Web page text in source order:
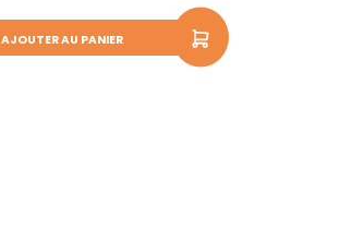
AJOUTER AU PANIER